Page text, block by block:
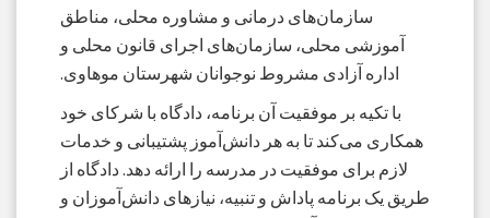
سازمان‌های درمانی و مشاوره محلی، مناطق
آموزشی محلی، سازمان‌های اجرای قانون محلی و
اداره آزادی مشروط نوجوانان شهرستان موهاوی.
با تکیه بر موفقیت آن برنامه، دادگاه با شرکای خود
همکاری می‌کند تا به هر دانش‌آموز پشتیبانی و خدمات
لازم برای موفقیت در مدرسه را ارائه دهد. دادگاه از
طریق یک برنامه پاداش و تنبیه، نیازهای دانش‌آموزان و